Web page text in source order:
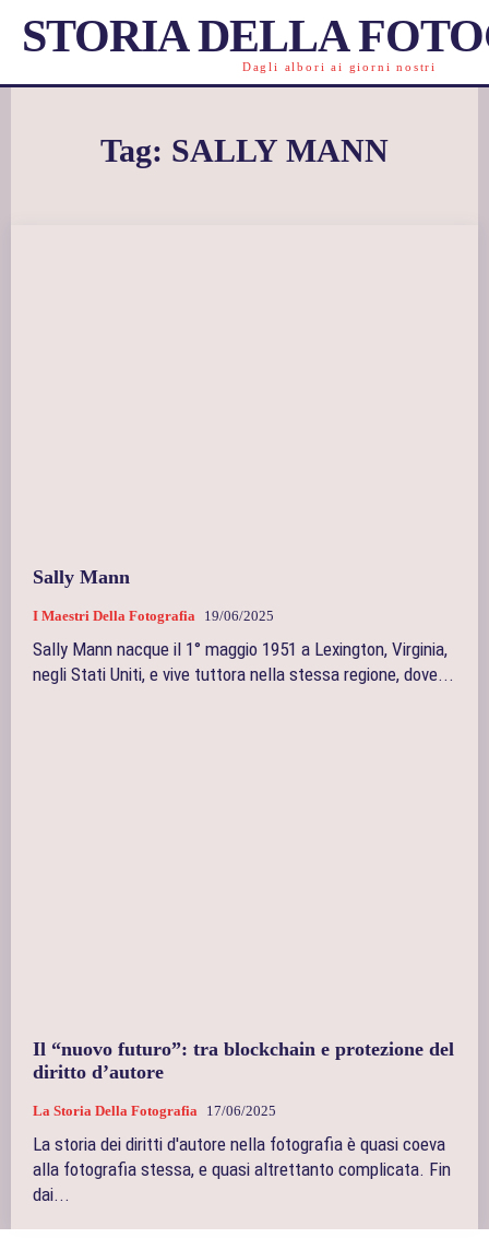
STORIA DELLA
Dagli albori ai giorni nostri
Tag: SALLY MANN
Sally Mann
I Maestri Della Fotografia 19/06/2025
Sally Mann nacque il 1° maggio 1951 a Lexington, Virginia,
negli Stati Uniti, e vive tuttora nella stessa regione, dove...
Il “nuovo futuro”: tra blockchain e protezione del
diritto d’autore
La Storia Della Fotografia 17/06/2025
La storia dei diritti d'autore nella fotografia è quasi coeva
alla fotografia stessa, e quasi altrettanto complicata. Fin
dai...